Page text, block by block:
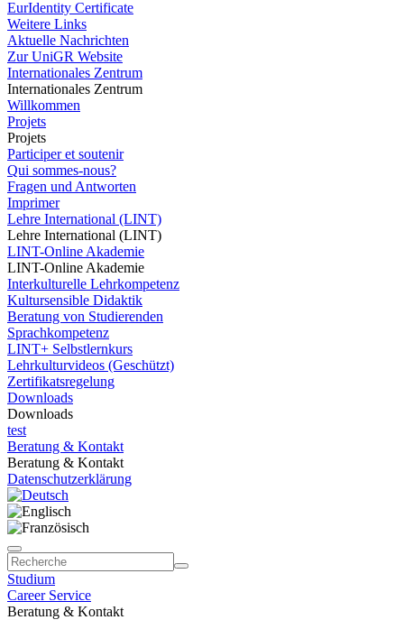
EurIdentity Certificate
Weitere Links
Aktuelle Nachrichten
Zur UniGR Website
Internationales Zentrum
Internationales Zentrum
Willkommen
Projets
Projets
Participer et soutenir
Qui sommes-nous?
Fragen und Antworten
Imprimer
Lehre International (LINT)
Lehre International (LINT)
LINT-Online Akademie
LINT-Online Akademie
Interkulturelle Lehrkompetenz
Kultursensible Didaktik
Beratung von Studierenden
Sprachkompetenz
LINT+ Selbstlernkurs
Lehrkulturvideos (Geschützt)
Zertifikatsregelung
Downloads
Downloads
test
Beratung & Kontakt
Beratung & Kontakt
Datenschutzerklärung
Studium
Career Service
Beratung & Kontakt